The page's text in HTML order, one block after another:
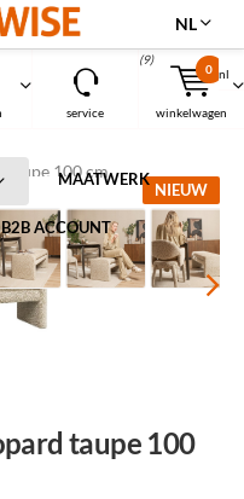
nl
service winkelwagen
0
(9)
NL
MAATWERK
B2B ACCOUNT
taupe 100 cm
NIEUW
taupe 100